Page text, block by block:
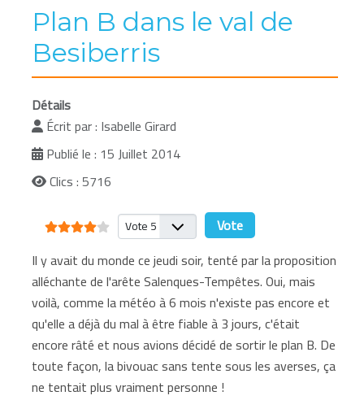
Plan B dans le val de
Besiberris
Détails
Écrit par : Isabelle Girard
Publié le : 15 Juillet 2014
Clics : 5716
Vote utilisateur:4/5
Veuillez voter
Il y avait du monde ce jeudi soir, tenté par la proposition
alléchante de l'arête Salenques-Tempêtes. Oui, mais
voilà, comme la météo à 6 mois n'existe pas encore et
qu'elle a déjà du mal à être fiable à 3 jours, c'était
encore râté et nous avions décidé de sortir le plan B. De
toute façon, la bivouac sans tente sous les averses, ça
ne tentait plus vraiment personne !